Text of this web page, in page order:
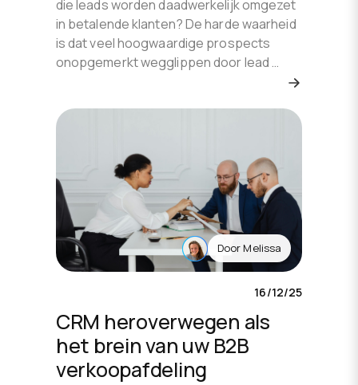
die leads worden daadwerkelijk omgezet
in betalende klanten? De harde waarheid
is dat veel hoogwaardige prospects
onopgemerkt wegglippen door lead …
Door Melissa
16/12/25
CRM heroverwegen als
het brein van uw B2B
verkoopafdeling